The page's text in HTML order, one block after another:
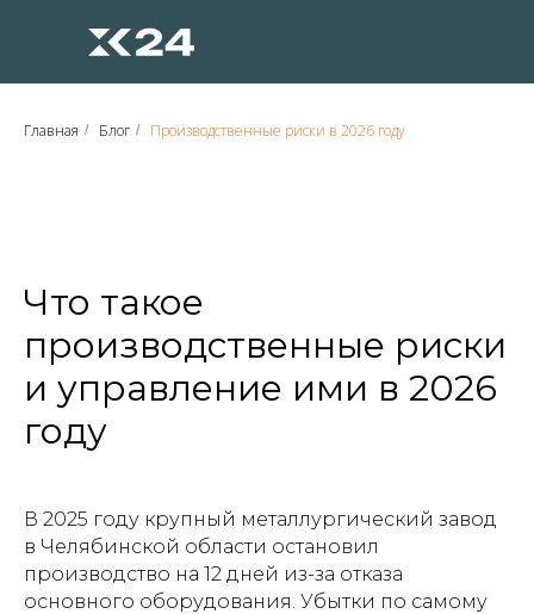
Главная / Блог / Производственные риски в 2026 году
Что такое
производственные риски
и управление ими в 2026
году
В 2025 году крупный металлургический завод
в Челябинской области остановил
производство на 12 дней из-за отказа
основного оборудования. Убытки по самому